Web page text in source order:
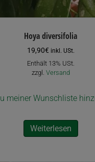
Hoya diversifolia
19,90€ inkl. USt.
Enthält 13% USt.
zzgl. Versand
meiner Wunschliste
Weiterlesen